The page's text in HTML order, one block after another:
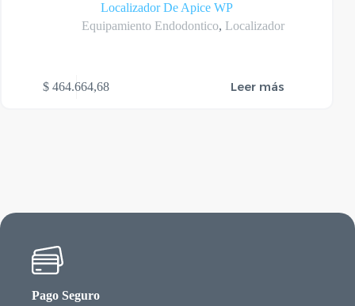
Localizador De Apice WP
Equipamiento Endodontico, Localizador
$ 464.664,68 Leer más
Pago Seguro